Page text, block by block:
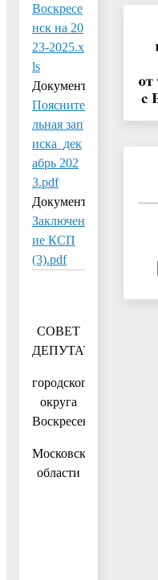
Воскресе
нск на 20
23-2025.x
ls
Документ:
Поясните
льная зап
иска_дек
абрь 202
3.pdf
Документ:
Заключен
ие КСП
(3).pdf
СОВЕТ
ДЕПУТАТОВ
городского
округа
Воскресенск
Московской
области